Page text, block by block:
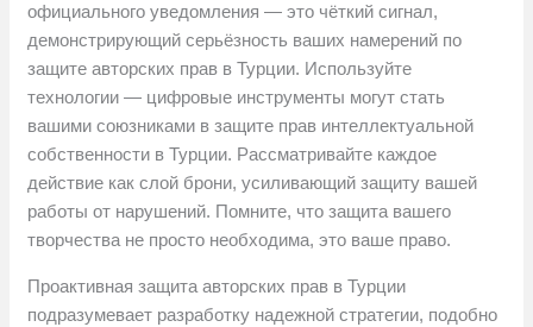
официального уведомления — это чёткий сигнал,
демонстрирующий серьёзность ваших намерений по
защите авторских прав в Турции. Используйте
технологии — цифровые инструменты могут стать
вашими союзниками в защите прав интеллектуальной
собственности в Турции. Рассматривайте каждое
действие как слой брони, усиливающий защиту вашей
работы от нарушений. Помните, что защита вашего
творчества не просто необходима, это ваше право.
Проактивная защита авторских прав в Турции
подразумевает разработку надежной стратегии, подобно